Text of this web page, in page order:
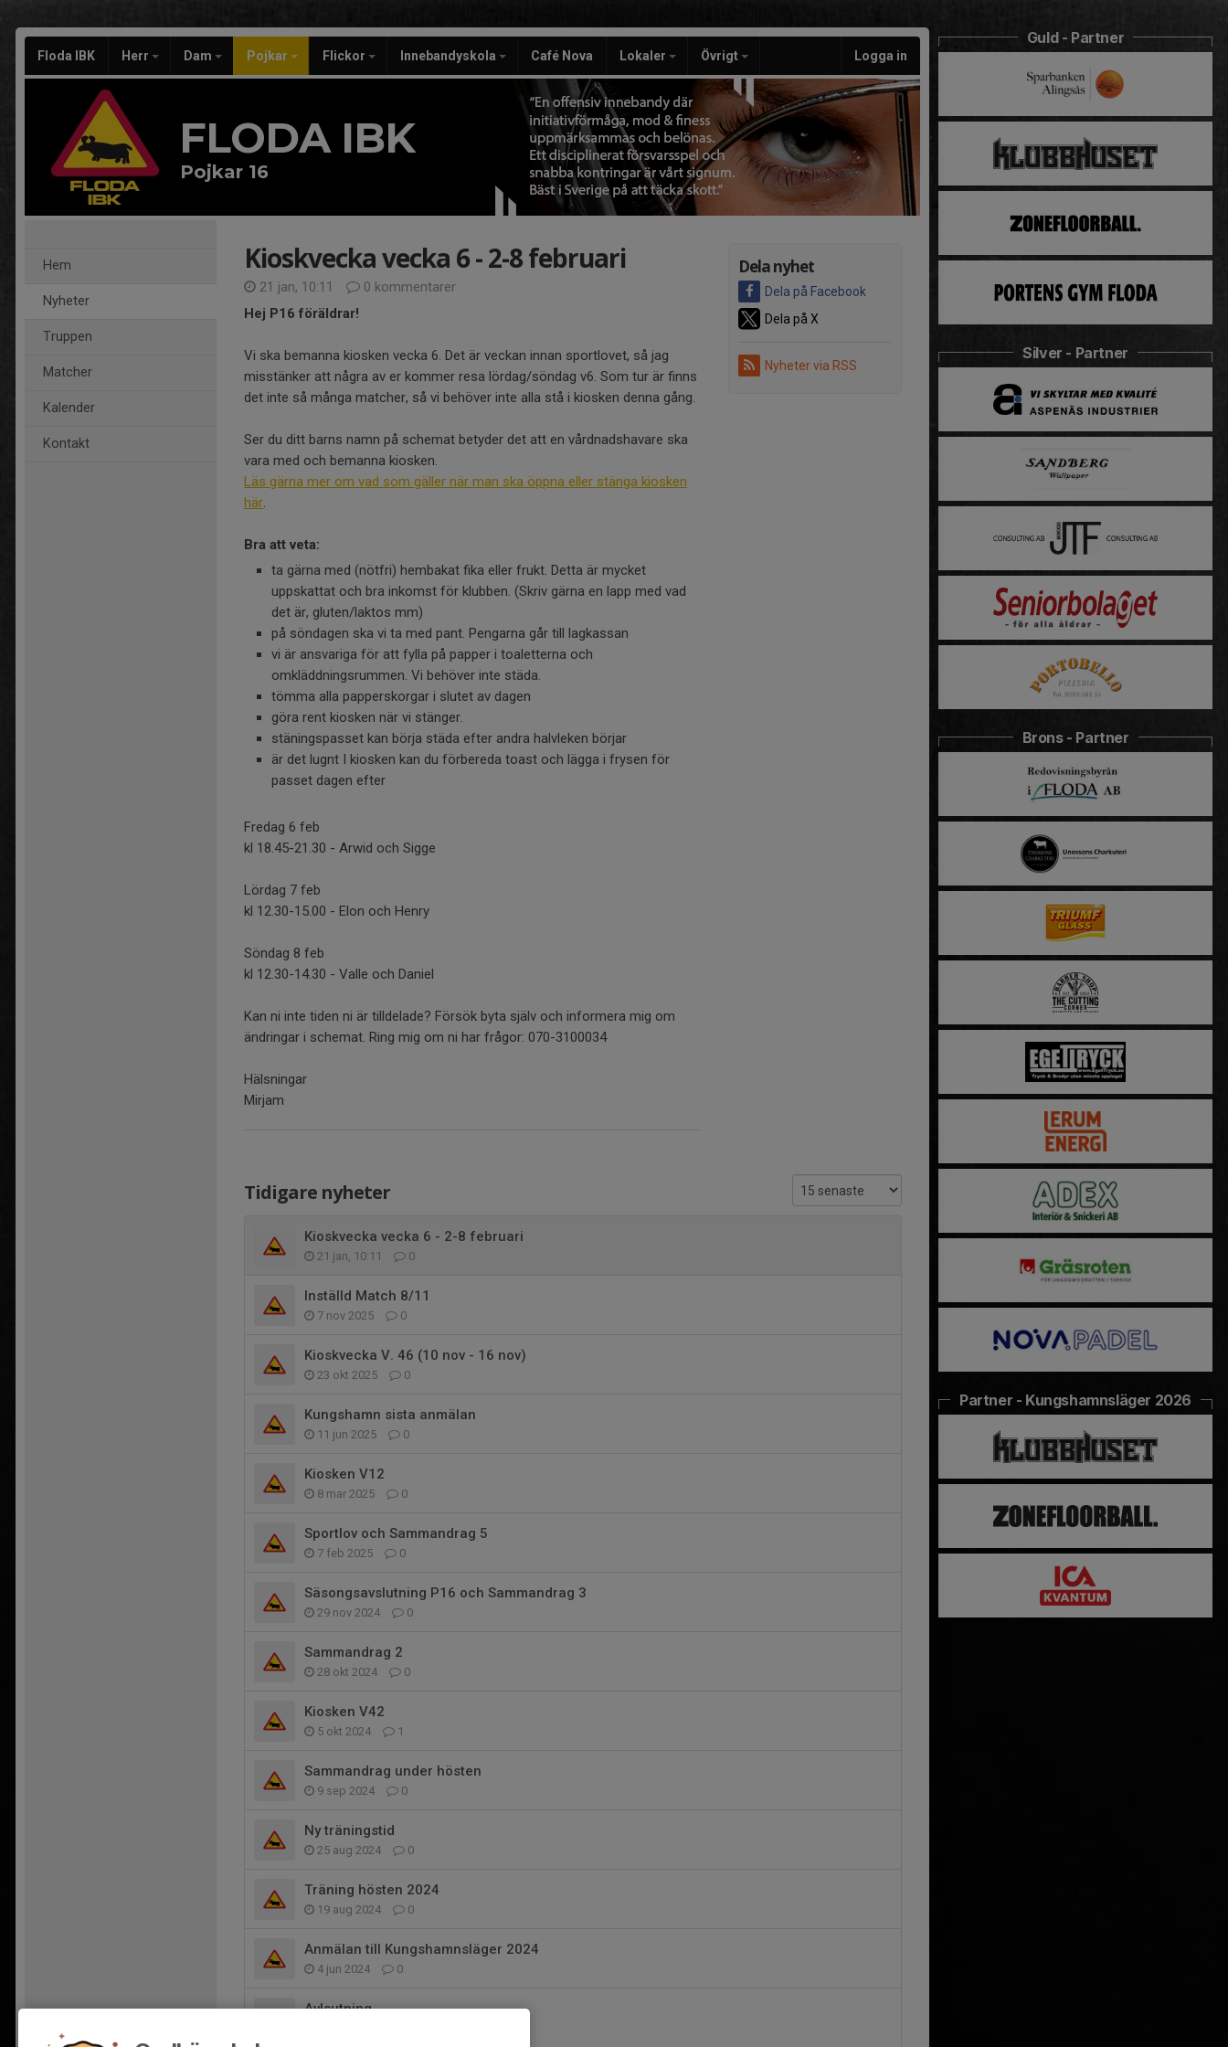
Floda IBK Herr Dam Pojkar Flickor Innebandyskola Café Nova Lokaler Övrigt Logga in
FLODA IBK
Pojkar 16
Hem
Nyheter
Truppen
Matcher
Kalender
Kontakt
Dela nyhet
Dela på Facebook
Dela på X
Nyheter via RSS
Kioskvecka vecka 6 - 2-8 februari
21 jan, 10:11
0 kommentarer
Hej P16 föräldrar!
Vi ska bemanna kiosken vecka 6. Det är veckan innan sportlovet, så jag
misstänker att några av er kommer resa lördag/söndag v6. Som tur är finns
det inte så många matcher, så vi behöver inte alla stå i kiosken denna gång.
Ser du ditt barns namn på schemat betyder det att en vårdnadshavare ska
vara med och bemanna kiosken.
Läs gärna mer om vad som gäller när man ska öppna eller stänga kiosken
här.
Bra att veta:
ta gärna med (nötfri) hembakat fika eller frukt. Detta är mycket
uppskattat och bra inkomst för klubben. (Skriv gärna en lapp med vad
det är, gluten/laktos mm)
på söndagen ska vi ta med pant. Pengarna går till lagkassan
vi är ansvariga för att fylla på papper i toaletterna och
omkläddningsrummen. Vi behöver inte städa.
tömma alla papperskorgar i slutet av dagen
göra rent kiosken när vi stänger.
stäningspasset kan börja städa efter andra halvleken börjar
är det lugnt I kiosken kan du förbereda toast och lägga i frysen för
passet dagen efter
Fredag 6 feb
kl 18.45-21.30 - Arwid och Sigge
Lördag 7 feb
kl 12.30-15.00 - Elon och Henry
Söndag 8 feb
kl 12.30-14.30 - Valle och Daniel
Kan ni inte tiden ni är tilldelade? Försök byta själv och informera mig om
ändringar i schemat. Ring mig om ni har frågor: 070-3100034
Hälsningar
Mirjam
Tidigare nyheter
Kioskvecka vecka 6 - 2-8 februari
21 jan, 10:11 0
Inställd Match 8/11
7 nov 2025 0
Kioskvecka V. 46 (10 nov - 16 nov)
23 okt 2025 0
Kungshamn sista anmälan
11 jun 2025 0
Kiosken V12
8 mar 2025 0
Sportlov och Sammandrag 5
7 feb 2025 0
Säsongsavslutning P16 och Sammandrag 3
29 nov 2024 0
Sammandrag 2
28 okt 2024 0
Kiosken V42
5 okt 2024 1
Sammandrag under hösten
9 sep 2024 0
Ny träningstid
25 aug 2024 0
Träning hösten 2024
19 aug 2024 0
Anmälan till Kungshamnsläger 2024
4 jun 2024 0
Avlsutning
Guld - Partner
Silver - Partner
Brons - Partner
Partner - Kungshamnsläger 2026